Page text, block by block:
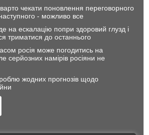
чекати поновлення переговорного
- можливо все
на ескалацію попри здоровий глузд і
триматися до останнього
росія може погодитись на
серйозних намірів росіяни не
жодних прогнозів щодо